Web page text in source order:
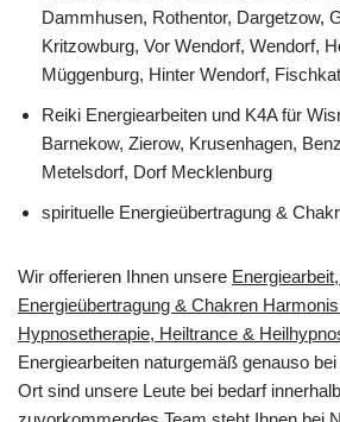
Dammhusen, Rothentor, Dargetzow,
Kritzowburg, Vor Wendorf, Wendorf,
Müggenburg, Hinter Wendorf,
Reiki Energiearbeiten und K4A für
Barnekow, Zierow, Krusenhagen,
Metelsdorf, Dorf Mecklenburg
spirituelle Energieübertragung &
Wir offerieren Ihnen unsere
Energieübertragung & Chakren
Hypnosetherapie, Heiltrance &
Energiearbeiten naturgemäß genauso
Ort sind unsere Leute bei bedarf